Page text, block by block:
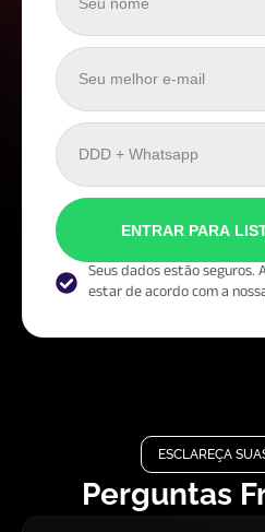
ENTRAR PARA
Seus dados estão seguros.
estar de acordo com a
ESCLAREÇA
Perguntas